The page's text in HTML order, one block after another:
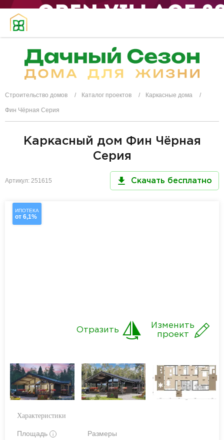
Строительство домов Каталог проектов Каркасные дома
Фин Чёрная Серия
Каркасный дом Фин Чёрная
Серия
Артикул: 251615 Скачать бесплатно
ИПОТЕКА
от 6,1%
Изменить
проект
Отразить
Характеристики
Площадь i Размеры